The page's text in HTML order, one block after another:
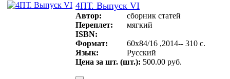
4ПТ. Выпуск VI
Автор:
сборник статей
Переплет:
мягкий
ISBN:
Формат:
60х84/16 ,2014-- 310 c.
Язык:
Русский
Цена за шт. (шт.): 500.00 руб.